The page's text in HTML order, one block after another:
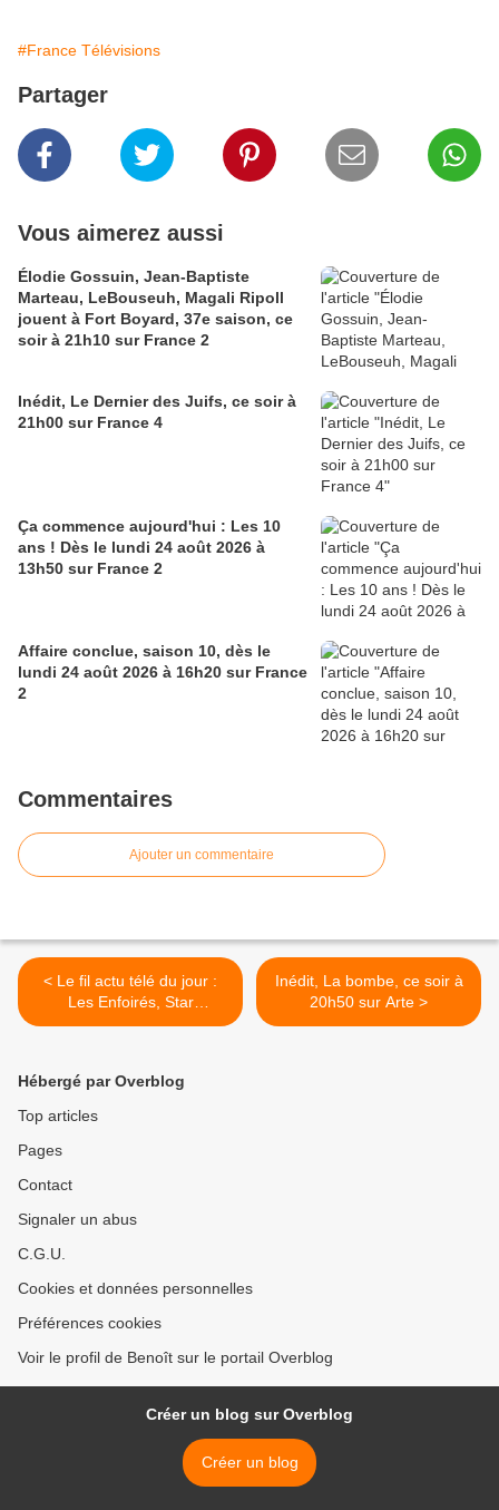
#France Télévisions
Partager
Vous aimerez aussi
Élodie Gossuin, Jean-Baptiste
Marteau, LeBouseuh, Magali Ripoll
jouent à Fort Boyard, 37e saison, ce
soir à 21h10 sur France 2
Inédit, Le Dernier des Juifs, ce soir à
21h00 sur France 4
Ça commence aujourd'hui : Les 10
ans ! Dès le lundi 24 août 2026 à
13h50 sur France 2
Affaire conclue, saison 10, dès le
lundi 24 août 2026 à 16h20 sur France
2
Commentaires
Ajouter un commentaire
< Le fil actu télé du jour :
Les Enfoirés, Star
Academy, Fort Boyard, Joël
Séries...
Inédit, La bombe, ce soir à
20h50 sur Arte >
Hébergé par Overblog
Top articles
Pages
Contact
Signaler un abus
C.G.U.
Cookies et données personnelles
Préférences cookies
Voir le profil de Benoît sur le portail Overblog
Créer un blog sur Overblog
Créer un blog